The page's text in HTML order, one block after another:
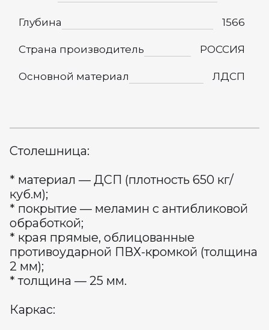
Глубина 1566
Страна производитель РОССИЯ
Основной материал ЛДСП
Столешница:
* материал — ДСП (плотность 650 кг/
куб.м);
* покрытие — меламин с антибликовой
обработкой;
* края прямые, облицованные
противоударной ПВХ-кромкой (толщина
2 мм);
* толщина — 25 мм.
Каркас: